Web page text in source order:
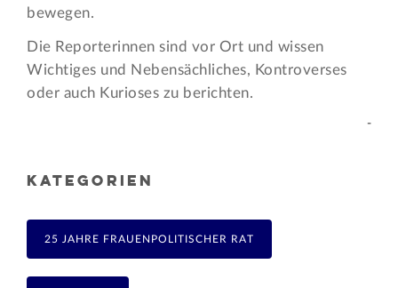
bewegen.
Die Reporterinnen sind vor Ort und wissen
Wichtiges und Nebensächliches, Kontroverses
oder auch Kurioses zu berichten.
-
KATEGORIEN
25 JAHRE FRAUENPOLITISCHER RAT